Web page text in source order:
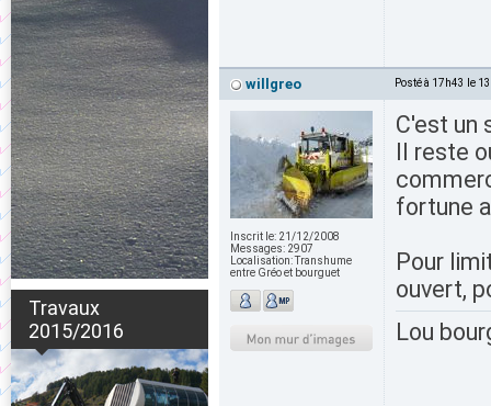
Travaux
2015/2016
willgreo Posté à 17h43 le
Inscrit le: 21/12/2008
Messages: 2907
Localisation:Transhume
entre Gréo et bourguet
C'est un
Il reste
fortune
Pour
ouvert,
Lou